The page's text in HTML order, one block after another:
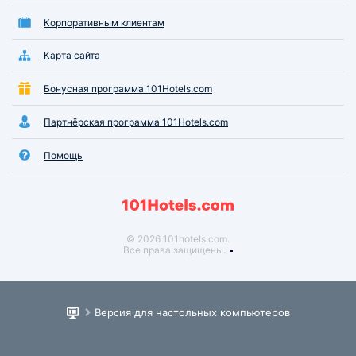
Корпоративным клиентам
Карта сайта
Бонусная программа 101Hotels.com
Партнёрская программа 101Hotels.com
Помощь
© 2026 101hotels.com.
Все права защищены.
Версия для настольных компьютеров